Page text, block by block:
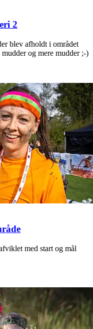
2
blev afholdt i området
og mere mudder ;-)
med start og mål